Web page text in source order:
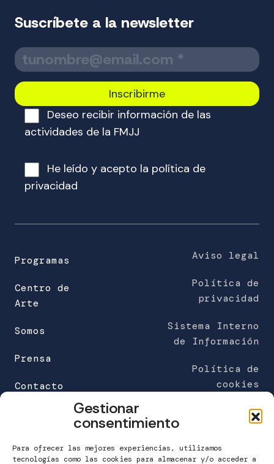
Gestionar
consentimiento
Para ofrecer las mejores experiencias, utilizamos
tecnologías como las cookies para almacenar y/o acceder a
Suscríbete a la newsletter
T
u
c
o
c
n
i
o
o
l
t
Deseo recibir información de las
actividades de la FMJJ
He leído y acepto la política de
privacidad
Programas
Centro de
Arte
Somos
Prensa
Contacto
Aviso legal
Política de
privacidad
Sistema Interno
de Información
Política de
cookies
FUNDACIÓN MARÍA JOSÉ JOVE (sede)
C/Galileo Galilei 6
Edificio Work Center
A Grela. 15008 A Coruña